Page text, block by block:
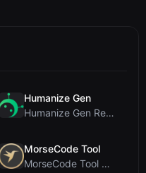
Humanize Gen
Humanize Gen Review: A Deep Dive into This Free AI...
MorseCode Tool
MorseCode Tool レビュー：音声と光を備えた無料オンラインテキスト⇔モールス信号変換ツー...